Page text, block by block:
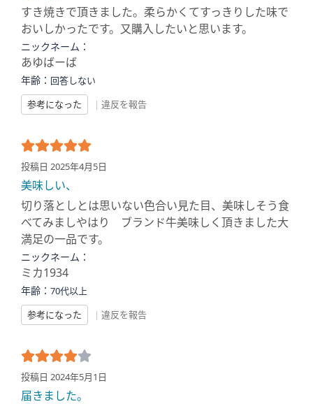
すき焼きで頂きました。柔らかくてすっきりした味で
おいしかったです。又購入したいと思います。
ニックネーム：
あゆばーば
年齢： 回答しない
参考になった
| 違反を報告
投稿日 2025年4月5日
美味しい、
切り落としとは思いない色合い見た目、美味しそう食
べてみましやはり ブランド牛美味しく頂きました大
満足の一品です。
ニックネーム：
ミカ1934
年齢： 70代以上
参考になった
| 違反を報告
投稿日 2024年5月1日
届きました。